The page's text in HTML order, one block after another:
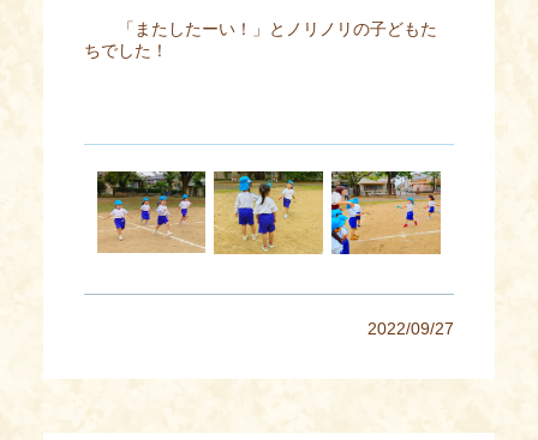
「またしたーい！」とノリノリの子どもた
ちでした！
2022/09/27